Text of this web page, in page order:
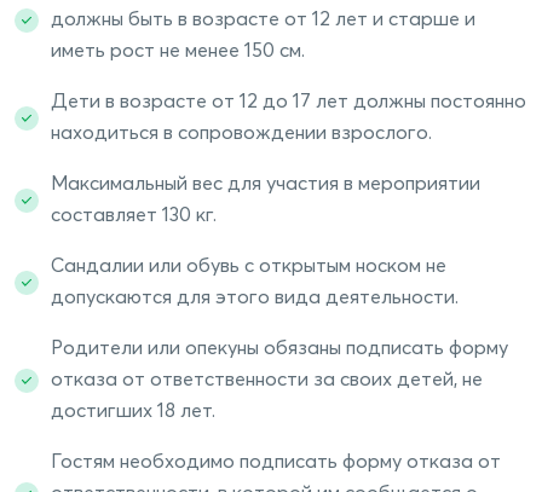
должны быть в возрасте от 12 лет и старше и
иметь рост не менее 150 см.
Дети в возрасте от 12 до 17 лет должны постоянно
находиться в сопровождении взрослого.
Максимальный вес для участия в мероприятии
составляет 130 кг.
Сандалии или обувь с открытым носком не
допускаются для этого вида деятельности.
Родители или опекуны обязаны подписать форму
отказа от ответственности за своих детей, не
достигших 18 лет.
Гостям необходимо подписать форму отказа от